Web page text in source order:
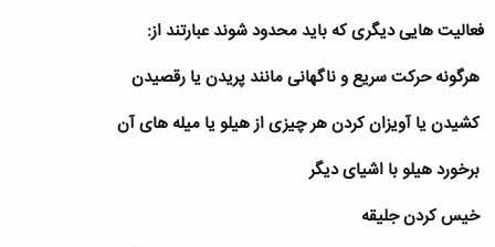
فعالیت هایی دیگری که باید محدود شوند عبارتند از:
 هرگونه حرکت سریع و ناگهانی مانند پریدن یا رقصیدن
 کشیدن یا آویزان کردن هر چیزی از هیلو یا میله های آن
 برخورد هیلو با اشیای دیگر
 خیس کردن جلیقه